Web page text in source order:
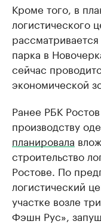
Кроме того, в
логистического
парка в
сейчас
экономической
Ранее РБК
производству
планировала
строительство
Ростове. По
логистический
участке возле
Фэшн Рус»,